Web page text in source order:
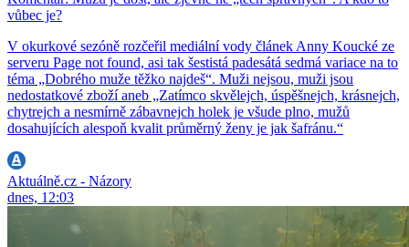
vůbec je?
V okurkové sezóně rozčeřil mediální vody článek Anny Koucké ze
serveru Page not found, asi tak šestistá padesátá sedmá variace na to
téma „Dobrého muže těžko najdeš“. Muži nejsou, muži jsou
nedostatkové zboží aneb „Zatímco skvělejch, úspěšnejch, krásnejch,
chytrejch a nesmírně zábavnejch holek je všude plno, mužů
dosahujících alespoň kvalit průměrný ženy je jak šafránu.“
Aktuálně.cz - Názory
dnes, 12:03